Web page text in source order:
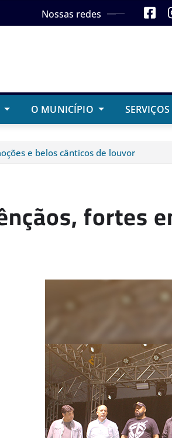
Nossas redes
O MUNICÍPIO
e belos cânticos de louvor
fortes